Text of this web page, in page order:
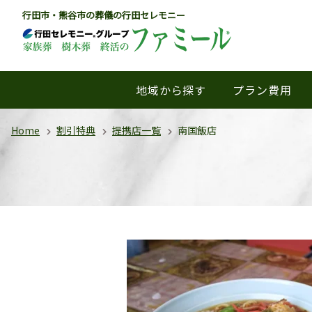
行田市・熊谷市の葬儀の行田セレモニー
地域から探す プラン費用
Home 割引特典 提携店一覧 南国飯店